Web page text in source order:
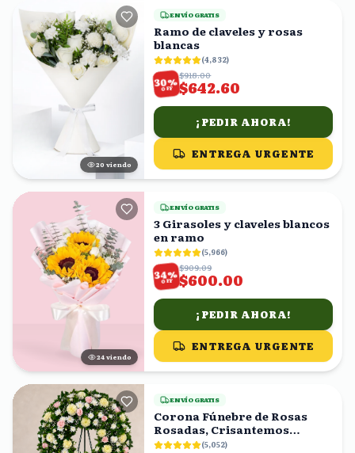
20 viendo
ENVÍO GRATIS
Ramo de claveles y rosas
blancas
(4,832)
30%
OFF
$918.00
$642.60
¡PEDIR AHORA!
ENTREGA URGENTE
24 viendo
ENVÍO GRATIS
3 Girasoles y claveles blancos
en ramo
(5,966)
34%
OFF
$909.09
$600.00
¡PEDIR AHORA!
ENTREGA URGENTE
ENVÍO GRATIS
Corona Fúnebre de Rosas
Rosadas, Crisantemos
Amarillos y Follaje
(5,052)